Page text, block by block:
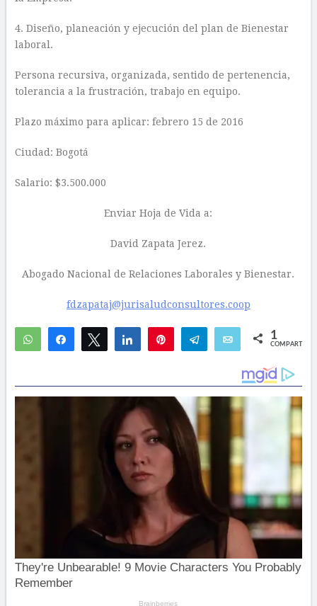
4. Diseño, planeación y ejecución del plan de Bienestar
laboral.
Persona recursiva, organizada, sentido de pertenencia,
tolerancia a la frustración, trabajo en equipo.
Plazo máximo para aplicar: febrero 15 de 2016
Ciudad: Bogotá
Salario: $3.500.000
Enviar Hoja de Vida a:
David Zapata Jerez.
Abogado Nacional de Relaciones Laborales y Bienestar.
fdzapataj@jurisaludconsultores.coop
WhatsAppCompartirTwittear Compartir Telegram Email 1
COMPARTIR